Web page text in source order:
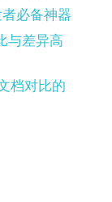
必备神器
与差异高
档对比的